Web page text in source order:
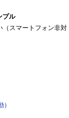
プル
（スマートフォン非対